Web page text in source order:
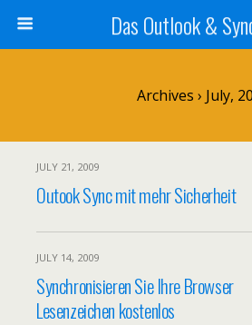
Das Outlook &
Archives › July,
JULY 21, 2009
Outook Sync mit mehr Sicherheit
JULY 14, 2009
Synchronisieren Sie Ihre Browser
Lesenzeichen kostenlos